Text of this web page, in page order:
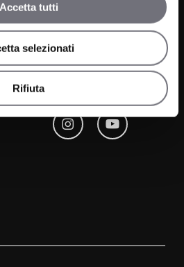
Accetta tutti
selezionati
Rifiuta
News